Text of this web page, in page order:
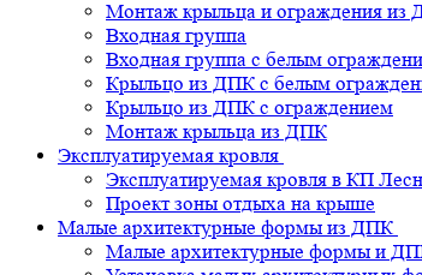
Монтаж крыльца и ограждения из
Входная группа
Входная группа с белым
Крыльцо из ДПК с белым
Крыльцо из ДПК с ограждением
Монтаж крыльца из ДПК
Эксплуатируемая кровля
Эксплуатируемая кровля в КП
Проект зоны отдыха на крыше
Малые архитектурные формы из ДПК
Малые архитектурные формы и